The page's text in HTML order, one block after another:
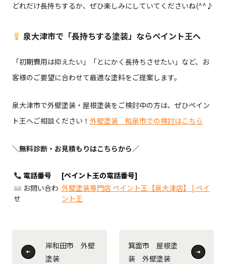
どれだけ長持ちするか、ぜひ楽しみにしていてくださいね(^^♪
泉大津市で「長持ちする塗装」ならペイント王へ
「初期費用は抑えたい」「とにかく長持ちさせたい」など、お
客様のご要望に合わせて最適な塗料をご提案します。
泉大津市で外壁塗装・屋根塗装をご検討中の方は、ぜひペイン
ト王へご相談ください！ 外壁塗装 和泉市での検討はこちら
＼無料診断・お見積もりはこちらから／
電話番号
[ペイント王の電話番号]
お問い合わ
せ
外壁塗装専門店 ペイント王【泉大津店】 | ペイ
ント王
岸和田市 外壁
塗装
箕面市 屋根塗
装 外壁塗装